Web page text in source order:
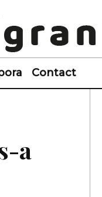
Contact
a